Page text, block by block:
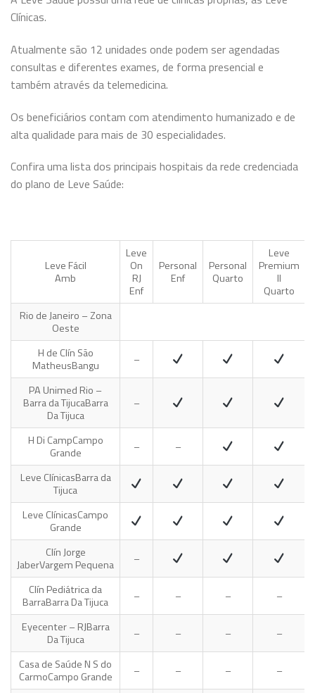
Clínicas.
Atualmente são 12 unidades onde podem ser agendadas
consultas e diferentes exames, de forma presencial e
também através da telemedicina.
Os beneficiários contam com atendimento humanizado e de
alta qualidade para mais de 30 especialidades.
Confira uma lista dos principais hospitais da rede credenciada
do plano de Leve Saúde:
Leve Fácil
Amb
Leve
On
RJ
Enf
Personal
Enf
Personal
Quarto
Leve
Premium
II
Quarto
Rio de Janeiro – Zona
Oeste
H de Clín São
MatheusBangu
–
PA Unimed Rio –
Barra da TijucaBarra
Da Tijuca
–
H Di CampCampo
Grande
–
–
Leve ClínicasBarra da
Tijuca
Leve ClínicasCampo
Grande
Clín Jorge
JaberVargem Pequena
–
Clín Pediátrica da
BarraBarra Da Tijuca – – –
–
Eyecenter – RJBarra
Da Tijuca
– – –
–
Casa de Saúde N S do
CarmoCampo Grande – – –
–